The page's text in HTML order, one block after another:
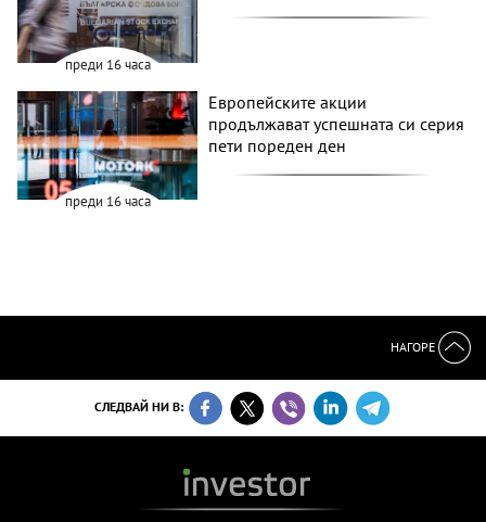
преди 16 часа
преди 16 часа
Европейските акции
продължават успешната си серия
пети пореден ден
НАГОРЕ
СЛЕДВАЙ НИ В: